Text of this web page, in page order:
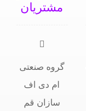
مشتریان
گروه صنعتی
ام دی اف
سازان قم